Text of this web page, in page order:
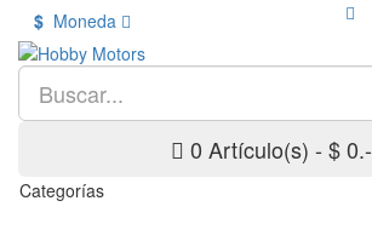
$ Moneda
0 Artículo(s) - $ 0.-
Categorías